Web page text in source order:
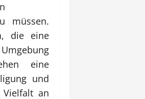
müssen.
die eine
eine
und
Vielfalt an